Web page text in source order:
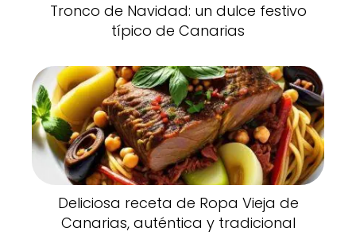
Tronco de Navidad: un dulce festivo
típico de Canarias
Deliciosa receta de Ropa Vieja de
Canarias, auténtica y tradicional